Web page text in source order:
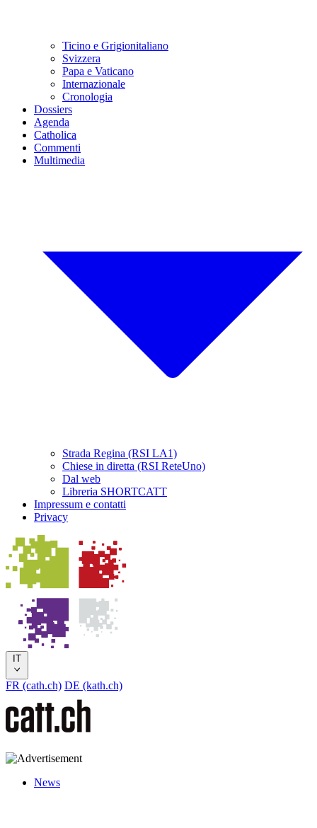
Ticino e Grigionitaliano
Svizzera
Papa e Vaticano
Internazionale
Cronologia
Dossiers
Agenda
Catholica
Commenti
Multimedia
Strada Regina (RSI LA1)
Chiese in diretta (RSI ReteUno)
Dal web
Libreria SHORTCATT
Impressum e contatti
Privacy
IT
FR (cath.ch) DE (kath.ch)
News